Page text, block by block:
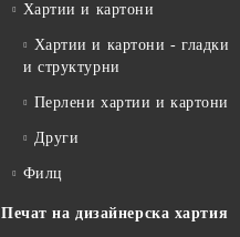
Хартии и картони
Хартии и картони - гладки
и структурни
Перлени хартии и картони
Други
Филц
Печат на дизайнерска хартия